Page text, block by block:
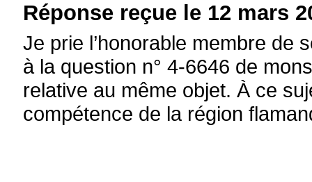
Réponse reçue le 12 mars
Je prie l’honorable membre de
à la question n° 4-6646 de
relative au même objet. À ce
compétence de la région